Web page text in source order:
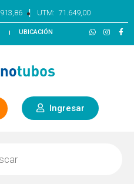
913,86 | UTM: 71.649,00
UBICACIÓN
Ingresar